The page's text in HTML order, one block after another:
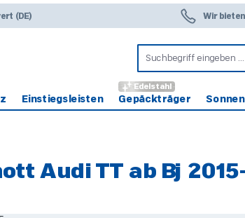
(DE) Wir
Einstiegsleisten Gepäckträger
Edelstahl
Audi TT ab Bj